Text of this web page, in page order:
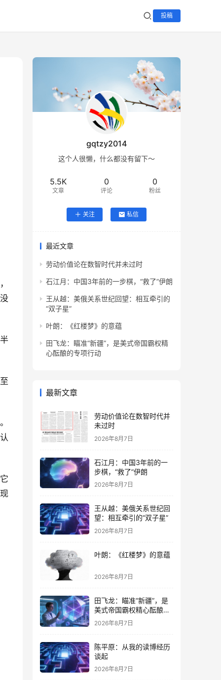
投稿
gqtzy2014
这个人很懒，什么都没有留下～
5.5K
文章
0
评论
0
粉丝
关注 私信
最近文章
劳动价值论在数智时代并未过时
石江月：中国3年前的一步棋，“救了”伊朗
王从越：美俄关系世纪回望：相互牵引的
“双子星”
叶朗：《红楼梦》的意蕴
田飞龙：瞄准“新疆”，是美式帝国霸权精
心酝酿的专项行动
最新文章
劳动价值论在数智时代并
未过时
2026年8月7日
石江月：中国3年前的一
步棋，“救了”伊朗
2026年8月7日
王从越：美俄关系世纪回
望：相互牵引的“双子星”
2026年8月7日
叶朗：《红楼梦》的意蕴
2026年8月7日
田飞龙：瞄准“新疆”，是
美式帝国霸权精心酝酿的
专项行动
2026年8月7日
陈平原：从我的读博经历
谈起
2026年8月7日